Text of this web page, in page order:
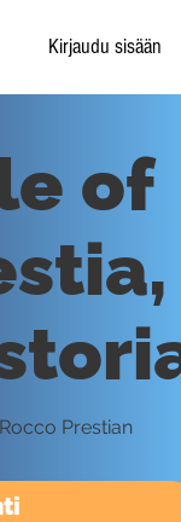
Kirjaudu sisään
of
Prestian